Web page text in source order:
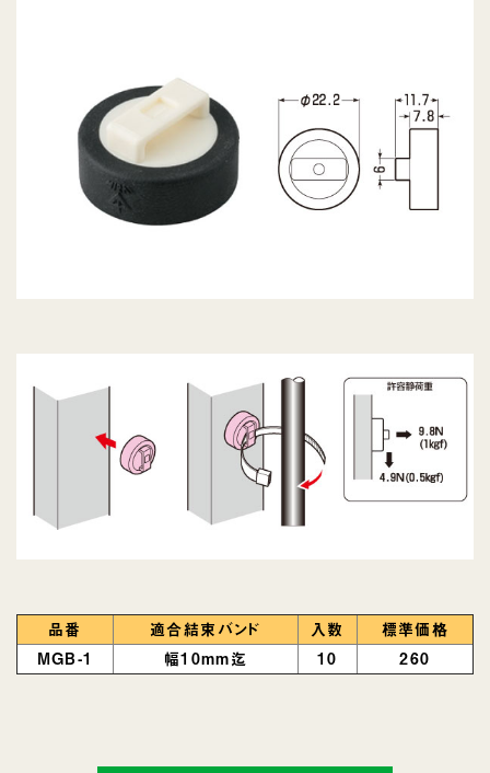
品番 適合結束バンド 入数
標準価格
MGB-1
幅10mm迄 10 260